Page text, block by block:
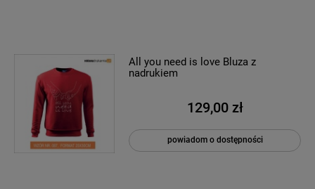
All you need is love Bluza z
nadrukiem
129,00 zł
powiadom o dostępności